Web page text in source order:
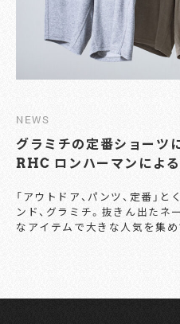
NEWS
グラミチの定番ショーツ
RHC ロンハーマンによる
「アウトドア、パンツ、定番」
ンド、グラミチ。抜きん出たネ
なアイテムで大きな人気を集めてい
こればかり手にとってしまう